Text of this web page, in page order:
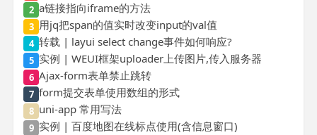
2 a链接指向iframe的方法
3 用jq把span的值实时改变input的val值
4 转载 | layui select change事件如何响应?
5 实例 | WEUI框架uploader上传图片,传入服务器
6 Ajax-form表单禁止跳转
7 form提交表单使用数组的形式
8 uni-app 常用写法
9 实例 | 百度地图在线标点使用(含信息窗口)